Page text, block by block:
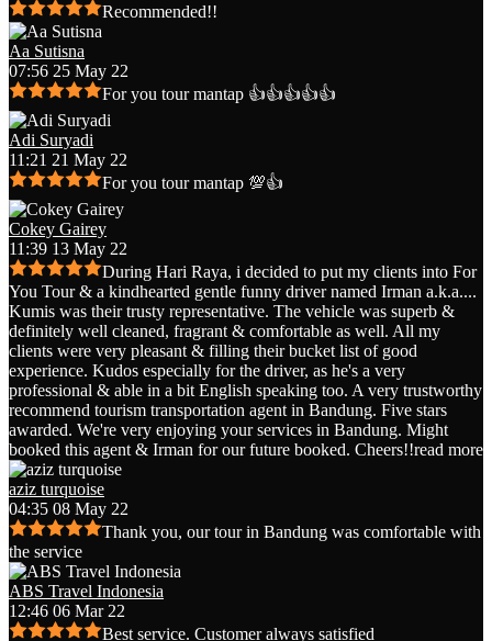
Recommended!!
Aa Sutisna
07:56 25 May 22
For you tour mantap 👍👍👍👍👍
Adi Suryadi
11:21 21 May 22
For you tour mantap 💯👍
Cokey Gairey
11:39 13 May 22
During Hari Raya, i decided to put my clients into For
You Tour & a kindhearted gentle funny driver named Irman a.k.a....
Kumis was their trusty representative. The vehicle was superb &
definitely well cleaned, fragrant & comfortable as well. All my
clients were very pleasant & filling their bucket list of good
experience. Kudos especially for the driver, as he's a very
professional & able in a bit English speaking too. A very trustworthy
recommend tourism transportation agent in Bandung. Five stars
awarded. We're very enjoying your services in Bandung. Might
booked this agent & Irman for our future booked. Cheers!!read more
aziz turquoise
04:35 08 May 22
Thank you, our tour in Bandung was comfortable with
the service
ABS Travel Indonesia
12:46 06 Mar 22
Best service. Customer always satisfied